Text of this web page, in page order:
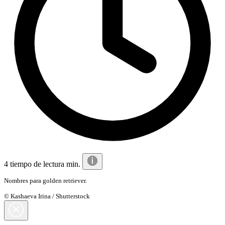
4 tiempo de lectura min.
Nombres para golden retriever.
© Kashaeva Irina / Shutterstock